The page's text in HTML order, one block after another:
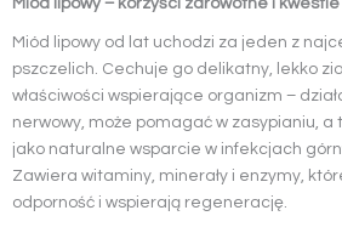
Miód lipowy – korzyści zdrowotne i
Miód lipowy od lat uchodzi za jeden z
pszczelich. Cechuje go delikatny, lekko
właściwości wspierające organizm –
nerwowy, może pomagać w zasypianiu, a
jako naturalne wsparcie w infekcjach
Zawiera witaminy, minerały i enzymy,
odporność i wspierają regenerację.